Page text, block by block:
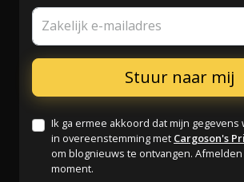
Zakelijk e-mailadres
Ik ga ermee akkoord dat mijn
in overeenstemming met Cargoson's
om blognieuws te ontvangen.
moment.